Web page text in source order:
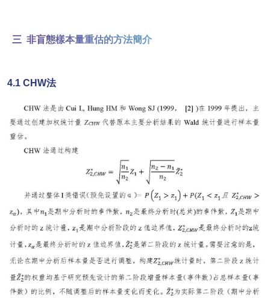
三 非盲態樣本量重估的方法簡介
4.1 CHW法